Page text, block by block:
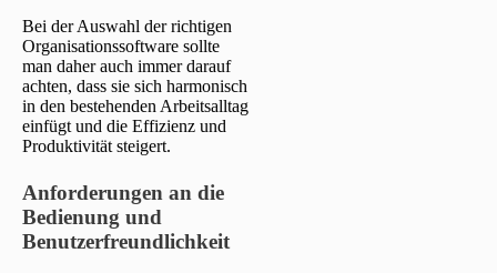
Bei der Auswahl der richtigen
Organisationssoftware sollte
man daher auch immer darauf
achten, dass sie sich harmonisch
in den bestehenden Arbeitsalltag
einfügt und die Effizienz und
Produktivität steigert.
Anforderungen an die
Bedienung und
Benutzerfreundlichkeit